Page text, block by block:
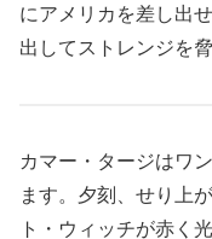
にアメリカを差し出
出してストレンジを脅
カマー・タージはワ
ます。夕刻、せり上
ト・ウィッチが赤く